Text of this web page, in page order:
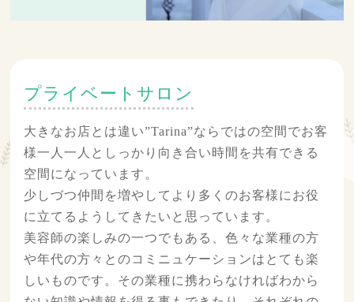
プライベートサロン
大きなお店とは違い”Tarina”ならではの空間でお客
様一人一人としっかり向き合い時間を共有できる
空間になっています。
少しづつ仲間を増やしてより多くのお客様にお役
に立てるようしてきたいと思っています。
美容師の楽しみの一つでもある、色々な業種の方
や年代の方々とのコミニュケーションはとても楽
しいものです。その業種に携わらなければわから